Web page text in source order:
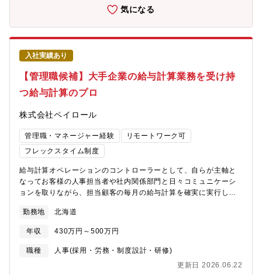
る」文化が根付いています。■大手、プライム案件も多数！安定し
とができます。■DX領域のスキルを「広く、深く」育てられる
コードツールを活用した業務改善、さらには業務改善領域のコン
サルティングを、スキルの幅/深さを高めることが可能です。新た
な技術領域を取得するための技術教育制度の立上げや、資格認定
制度などの準備を進めており、サポート体制も強化しています！■
組織づくりの面白さを体感！事業拡大フェーズのコアメンバーに
本ポジションの所属部署は、会社の注力事業を担う部署のため、
現在、組織を拡大中です！DX事業は立ち上げ後7～8年のため、
「決められたことをこなす」のではなく、一緒に組織をつくって
いく面白さとやりがいを味わっていただけます。
に応じて、RPA・ローコード・BIなどのデジタルツールを活用
し、業務効率化・DX推進の実務を通じて支援していただきます。
【具体的な業務内容】■ プロジェクト業務（ご経験に応じて即戦
力または段階的に）・顧客との打ち合わせを通じたAS-IS（現状業
務）の整理・課題抽出・自動化に向けた業務ヒアリングと業務要
件の定義・ツール導入に向けた設計・開発・テスト・保守・運用
支援、ユーザー向け操作研修の実施■ 担当分野とツール例・ご経
験に応じて、以下いずれかの領域を中心に担当。・RPA（例：
UiPath、WinActor）・BIツール（例：Power BI、MOTION
kintone、OutSystems）■ 支援対象・プロジェクト規模・クライ
アント業種：IT、商社、小売、通信など多岐にわたる・プライム
案件多数／売上数百億円規模の企業プロジェクトにも参画・プロ
ジェクト期間：数ヶ月～2年以上の長期案件もあり■推進体制・チ
ーム参画（3～5名体制）【配属部署】DXビジネスエンジニアリン
グ事業部★ 男女比7：3、平均年齢は31歳と若く、中途入社が多い
ので馴染みやすい環境です。★ 月平均残業時間は15～20時間程度
で、働きやすさも抜群です。【この仕事の魅力】■オープンで助け
似プロジェクトなど、オープンな知識共有が活発で、プロジェク
トが異なっても気軽に技術相談できる風土があります。部門のメ
らに、上司との1on1やトレーナー制度も整っているため、入社後
も伴走体制のもと安心して成長できます。改善提案や技術選定に
気になる
入社実績あり
【管理職候補】大手企業の給与計算業務を受け持
つ給与計算のプロ
株式会社ペイロール
管理職・マネージャー経験
リモートワーク可
フレックスタイム制度
給与計算オペレーションのコントローラーとして、自らが主軸と
なってお客様の人事担当者や社内関係部門と日々コミュニケーシ
ョンを取りながら、担当顧客の毎月の給与計算を確実に実行しま
を把握し、精度向上・効率化・属人化防止に向けた提案をするこ
とで運用を最適化し、顧客満足度を向上します。給与業務アウト
ソーシング業界のリーディングカンパニーである当社だからこ
そ、絶対に止めることができない給与計算において重要な役割を
理解力など、給与計算はもちろん、その他の分野にも応用可能な
勤務地 北海道
年収 430万円～500万円
職種
人事(採用・労務・制度設計・研修)
更新日 2026.06.22